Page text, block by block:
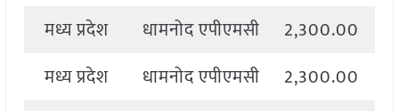
मध्य प्रदेश
धामनोद एपीएमसी 2,300.00
मध्य प्रदेश
धामनोद एपीएमसी 2,300.00